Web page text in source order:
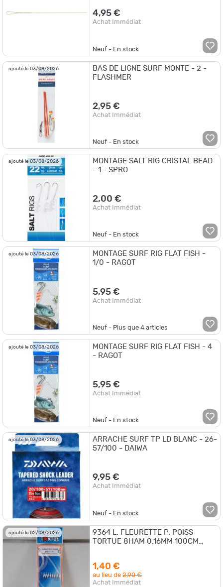
4,95 €
Achat Immédiat
Neuf - En stock
ajouté le 03/08/2026
BAS DE LIGNE SURF MONTE - 2 -
FLASHMER
2,95 €
Achat Immédiat
Neuf - En stock
ajouté le 03/08/2026
MONTAGE SALT RIG CRISTAL BEAD
- 1 - SPRO
2,00 €
Achat Immédiat
Neuf - En stock
ajouté le 03/08/2026
MONTAGE SURF RIG FLAT FISH -
1/0 - RAGOT
5,95 €
Achat Immédiat
Neuf - Plus que4 articles
ajouté le 03/08/2026
MONTAGE SURF RIG FLAT FISH - 4
- RAGOT
5,95 €
Achat Immédiat
Neuf - En stock
ajouté le 03/08/2026
ARRACHE SURF TP LD BLANC - 26-
57/100 - DAIWA
9,95 €
Achat Immédiat
Neuf - En stock
ajouté le 02/08/2026
9364 L. FLEURETTE P. POISS
TORTUE 8HAM 0.16MM 100CM
1,40 €
au lieu de2,90 €
Achat Immédiat